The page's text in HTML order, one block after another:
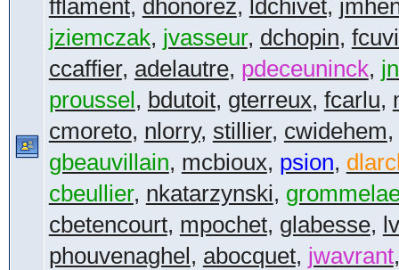
fflament, dhonorez, ldchivet,
jziemczak, jvasseur, dchopin,
ccaffier, adelautre, pdeceuninck,
proussel, bdutoit, gterreux, fcarlu,
cmoreto, nlorry, stillier, cwidehem,
gbeauvillain, mcbioux, psion,
cbeullier, nkatarzynski,
cbetencourt, mpochet, glabesse,
phouvenaghel, abocquet, jwavrant